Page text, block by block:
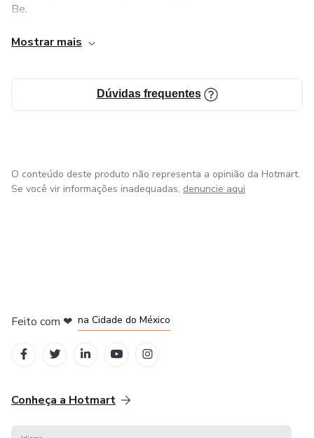
Be.
Mostrar mais
Dúvidas frequentes
O conteúdo deste produto não representa a opinião da Hotmart.
Se você vir informações inadequadas, denuncie aqui
Feito com ❤ na Cidade do México
Conheça a Hotmart